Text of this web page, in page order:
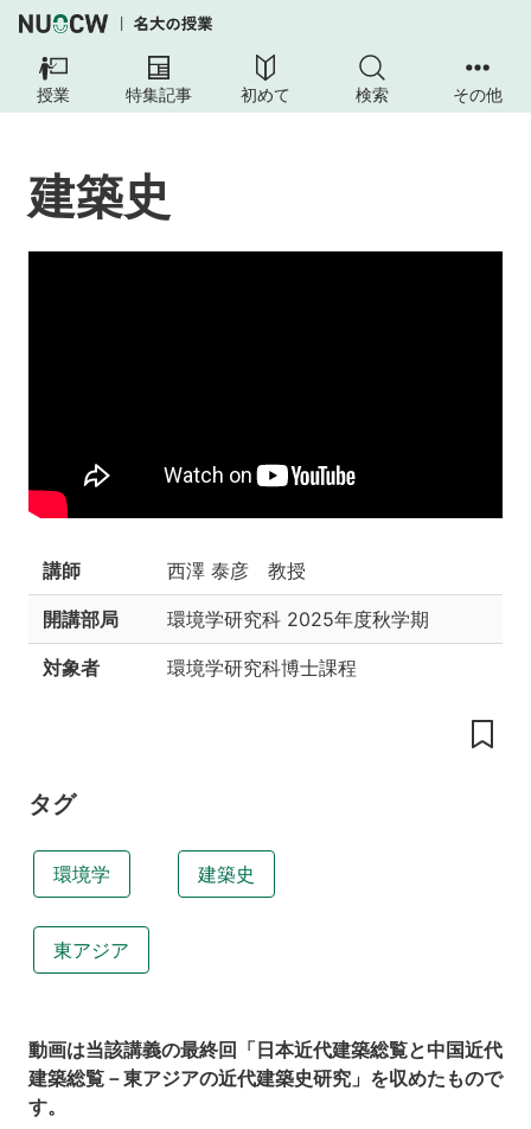
授業 特集記事 初めて 検索 その他
史
業
の
的
工
夫
の
容
資
学
習
等
建築史
講師 西澤 泰彦 教授
開講部局 環境学研究科 2025年度秋学期
対象者 環境学研究科博士課程
タグ
環境学 建築史
東アジア
動画は当該講義の最終回「日本近代建築総覧と中国近代
建築総覧－東アジアの近代建築史研究」を収めたもので
す。